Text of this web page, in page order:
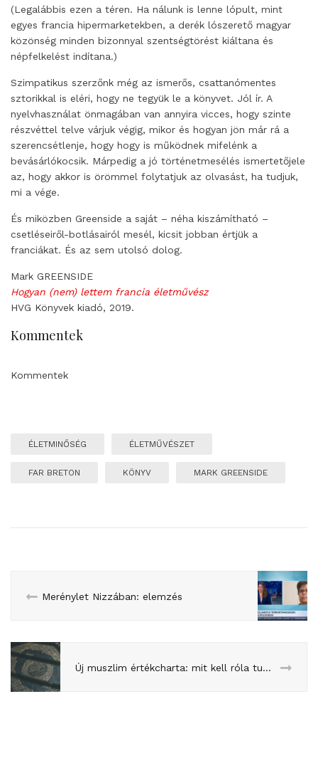
(Legalábbis ezen a téren. Ha nálunk is lenne lópult, mint
egyes francia hipermarketekben, a derék lószerető magyar
közönség minden bizonnyal szentségtörést kiáltana és
népfelkelést indítana.)
Szimpatikus szerzőnk még az ismerős, csattanómentes
sztorikkal is eléri, hogy ne tegyük le a könyvet. Jól ír. A
nyelvhasználat önmagában van annyira vicces, hogy szinte
részvéttel telve várjuk végig, mikor és hogyan jön már rá a
szerencsétlenje, hogy hogy is működnek mifelénk a
bevásárlókocsik. Márpedig a jó történetmesélés ismertetőjele
az, hogy akkor is örömmel folytatjuk az olvasást, ha tudjuk,
mi a vége.
És miközben Greenside a saját – néha kiszámítható –
csetléseiről-botlásairól mesél, kicsit jobban értjük a
franciákat. És az sem utolsó dolog.
Mark GREENSIDE
Hogyan (nem) lettem francia életművész
HVG Könyvek kiadó, 2019.
Kommentek
Kommentek
ÉLETMINŐSÉG ÉLETMŰVÉSZET
FAR BRETON KÖNYV MARK GREENSIDE
Merénylet Nizzában: elemzés
Új muszlim értékcharta: mit kell róla tudni?